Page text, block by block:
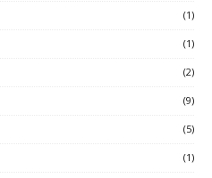
(1)
(1)
(2)
(9)
(5)
(1)